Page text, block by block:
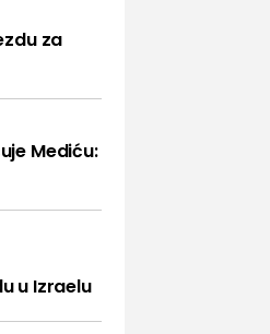
za
Mediću:
u Izraelu